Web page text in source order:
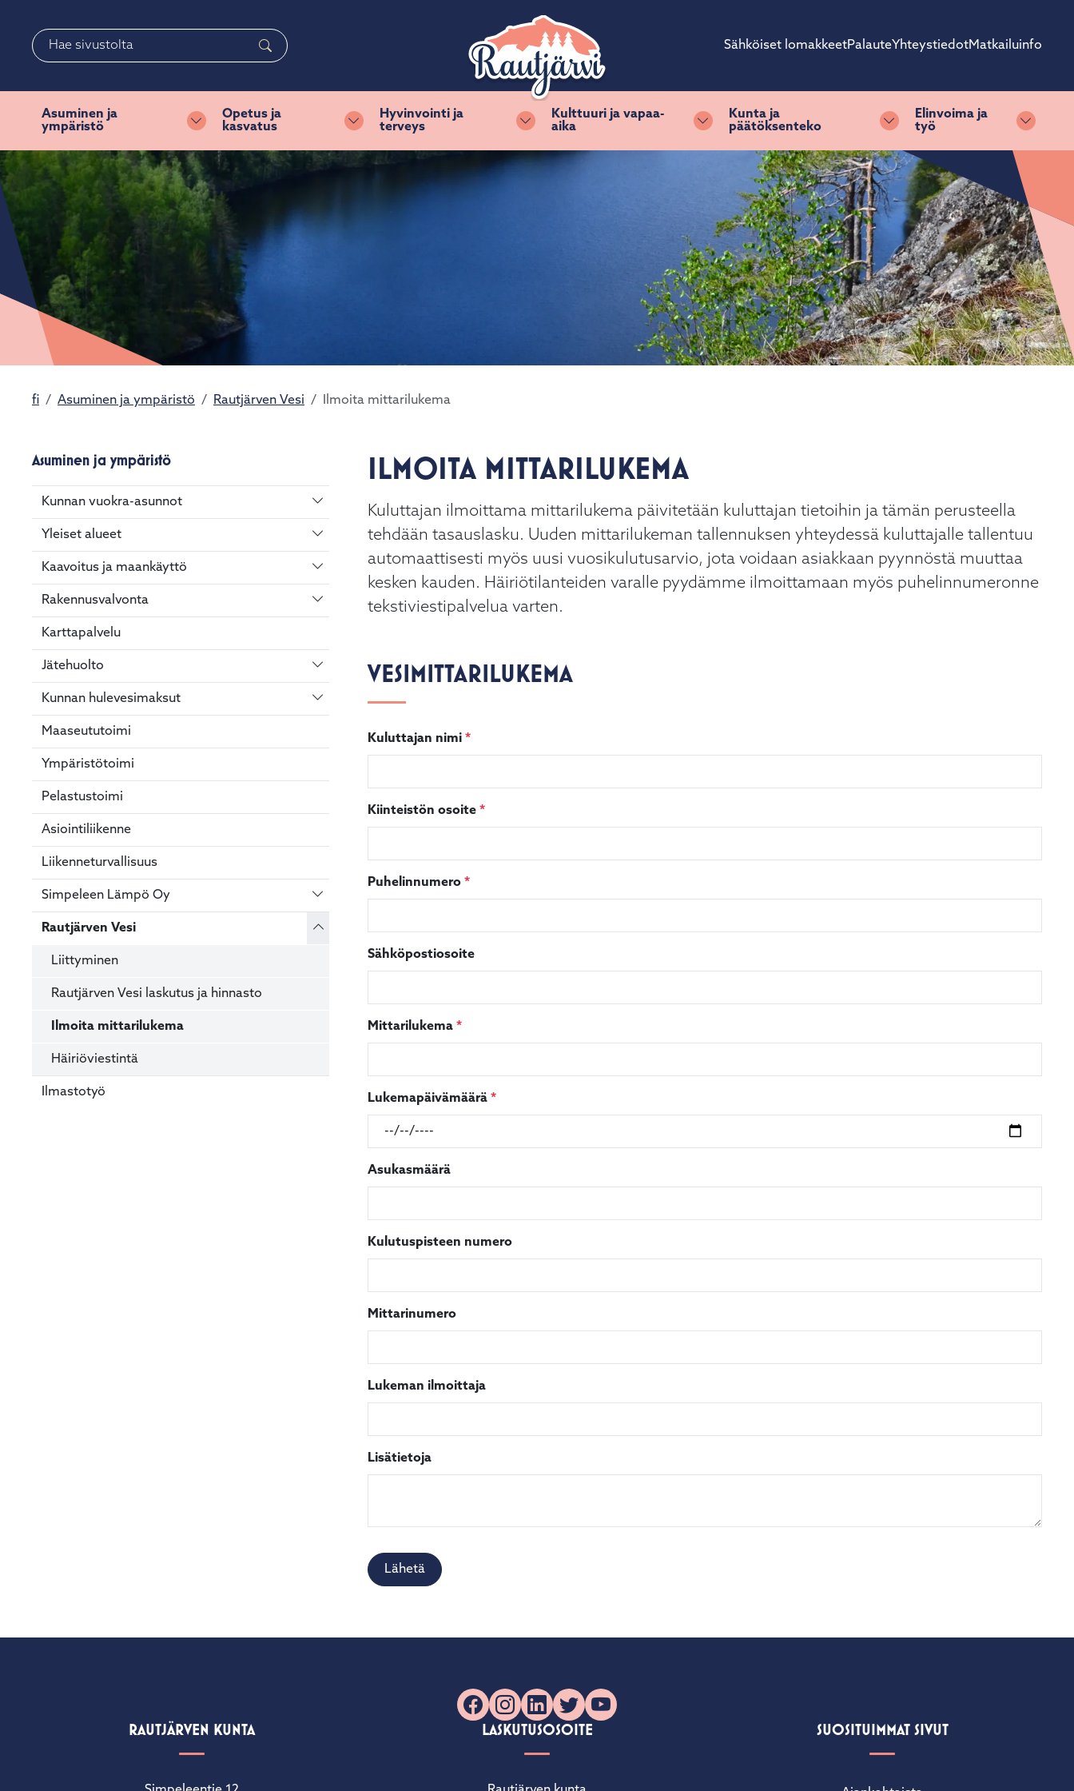
Sähköiset lomakkeetPalauteYhteystiedotMatkailuinfo
Haku
Asuminen ja
ympäristö
Vaihda alasvetovalikkoa
Opetus ja
kasvatus
Vaihda alasvetovalikkoa
Hyvinvointi ja
terveys
Vaihda alasvetovalikkoa
Kulttuuri ja vapaa-
aika
Vaihda alasvetovalikkoa
Kunta ja
päätöksenteko
Vaihda alasvetovalikkoa
Elinvoima ja
työ
Vaihda
fi Asuminen ja ympäristö Rautjärven Vesi Ilmoita mittarilukema
Asuminen ja ympäristö
Kunnan vuokra-asunnot Vaihda alasvetovalikkoa
Yleiset alueet Vaihda alasvetovalikkoa
Kaavoitus ja maankäyttö Vaihda alasvetovalikkoa
Rakennusvalvonta Vaihda alasvetovalikkoa
Karttapalvelu
Jätehuolto Vaihda alasvetovalikkoa
Kunnan hulevesimaksut Vaihda alasvetovalikkoa
Maaseututoimi
Ympäristötoimi
Pelastustoimi
Asiointiliikenne
Liikenneturvallisuus
Simpeleen Lämpö Oy Vaihda alasvetovalikkoa
Rautjärven Vesi Vaihda alasvetovalikkoa
Liittyminen
Rautjärven Vesi laskutus ja hinnasto
Ilmoita mittarilukema
Häiriöviestintä
Ilmastotyö
ILMOITA MITTARILUKEMA
Kuluttajan ilmoittama mittarilukema päivitetään kuluttajan tietoihin ja tämän perusteella
tehdään tasauslasku. Uuden mittarilukeman tallennuksen yhteydessä kuluttajalle tallentuu
automaattisesti myös uusi vuosikulutusarvio, jota voidaan asiakkaan pyynnöstä muuttaa
kesken kauden. Häiriötilanteiden varalle pyydämme ilmoittamaan myös puhelinnumeronne
tekstiviestipalvelua varten.
VESIMITTARILUKEMA
Kuluttajan nimi*Required
Kiinteistön osoite*Required
Puhelinnumero*Required
Sähköpostiosoite
Mittarilukema*Required
Lukemapäivämäärä*Required
Asukasmäärä
Kulutuspisteen numero
Mittarinumero
Lukeman ilmoittaja
Lisätietoja
Lähetä
Facebook
Instagram
LinkedIn
X YouTube
RAUTJÄRVEN KUNTA LASKUTUSOSOITE SUOSITUIMMAT SIVUT